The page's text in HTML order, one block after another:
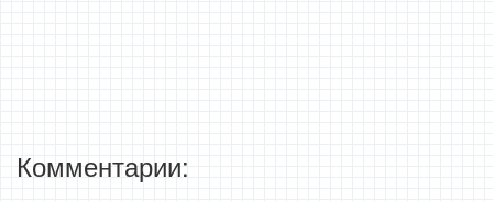
Комментарии: